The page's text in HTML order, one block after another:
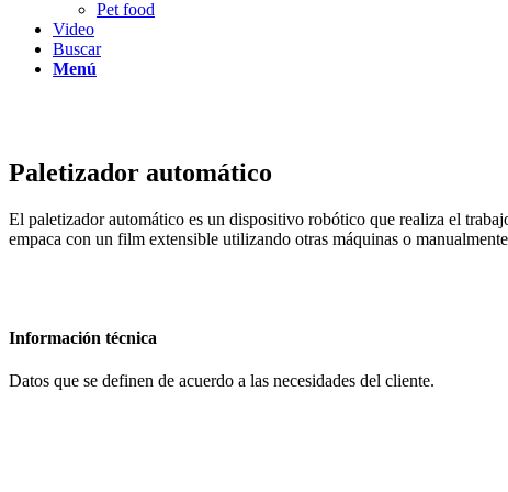
Pet food
Video
Buscar
Menú
Paletizador automático
El paletizador automático es un dispositivo robótico que realiza el
empaca con un film extensible utilizando otras máquinas o
Información técnica
Datos que se definen de acuerdo a las necesidades del cliente.